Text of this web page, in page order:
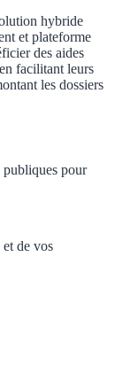
Aides Région
Aides Région
Couvertures
hybride
et plateforme
des aides
facilitant leurs
les dossiers
de vos